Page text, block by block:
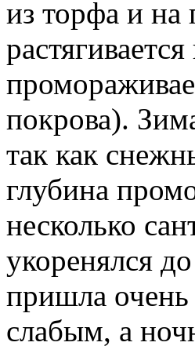
из торфа и на
покрова).
так как
глубина
несколько
укоренялся
пришла
слабым, а